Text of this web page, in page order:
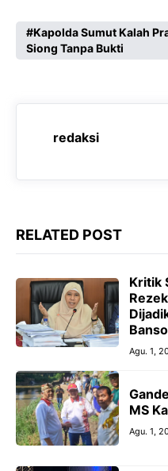
c
e
o
a
t
A
p
l
e
r
a
s
s
n
r
Kapolda Sumut Kalah
Siong Tanpa Bukti
redaksi
RELATED POST
Kritik
Agu. 1,
MS
Agu. 1,